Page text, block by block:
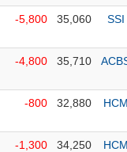
-5,800 35,060 SSI
-4,800 35,710
-800 32,880
-1,300 34,250